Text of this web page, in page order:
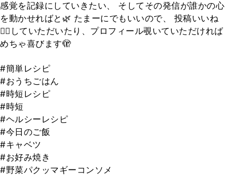
感覚を記録にしていきたい、 そしてその発信が誰かの心
を動かせればと🌿 たまーにでもいいので、 投稿いいね
👍🏻していただいたり、プロフィール覗いていただければ
めちゃ喜びます🫣
#簡単レシピ
#おうちごはん
#時短レシピ
#時短
#ヘルシーレシピ
#今日のご飯
#キャベツ
#お好み焼き
#野菜パクッマギーコンソメ